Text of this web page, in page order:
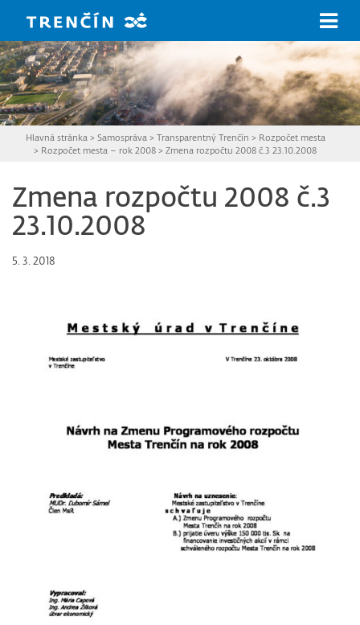
Hlavná stránka > Samospráva > Transparentný Trenčín > Rozpočet mesta
> Rozpočet mesta – rok 2008 >Zmena rozpočtu 2008 č.3 23.10.2008
Zmena rozpočtu 2008 č.3
23.10.2008
5. 3. 2018